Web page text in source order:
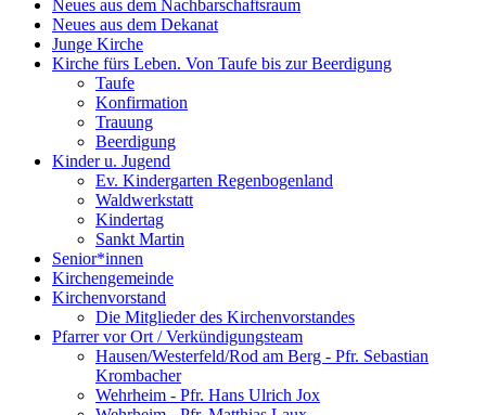
Neues aus dem Nachbarschaftsraum
Neues aus dem Dekanat
Junge Kirche
Kirche fürs Leben. Von Taufe bis zur Beerdigung
Taufe
Konfirmation
Trauung
Beerdigung
Kinder u. Jugend
Ev. Kindergarten Regenbogenland
Waldwerkstatt
Kindertag
Sankt Martin
Senior*innen
Kirchengemeinde
Kirchenvorstand
Die Mitglieder des Kirchenvorstandes
Pfarrer vor Ort / Verkündigungsteam
Hausen/Westerfeld/Rod am Berg - Pfr. Sebastian
Krombacher
Wehrheim - Pfr. Hans Ulrich Jox